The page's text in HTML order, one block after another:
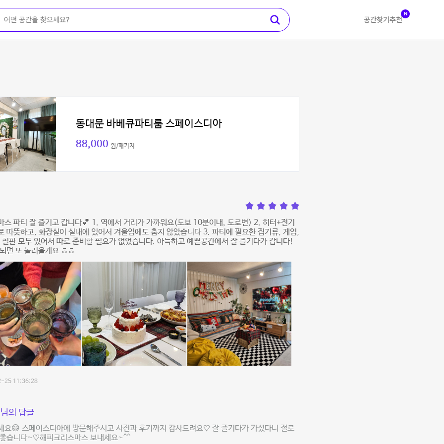
공간찾기 추천
N
동대문 바베큐파티룸 스페이스디아
88,000 원/패키지
스 파티 잘 즐기고 갑니다💕 1. 역에서 거리가 가까워요(도보 10분이내, 도로변) 2. 히터+전기
따뜻하고, 화장실이 실내에 있어서 겨울임에도 춥지 않았습니다 3. 파티에 필요한 집기류, 게임,
판 모두 있어서 따로 준비할 필요가 없었습니다. 아늑하고 예쁜공간에서 잘 즐기다가 갑니다!
면 또 놀러올게요 ㅎㅎ
25 11:36:28
의 답글
요😄 스페이스디아에 방문해주시고 사진과 후기까지 감사드려요♡ 잘 즐기다가 가셨다니 절로
습니다~♡해피크리스마스 보내세요~^^